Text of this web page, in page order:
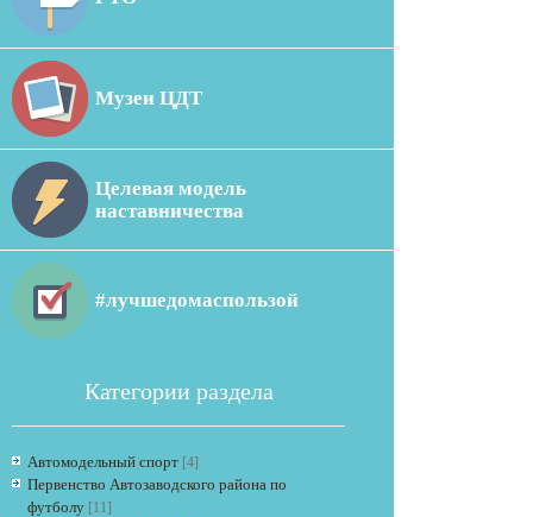
Музеи ЦДТ
Целевая модель
наставничества
#лучшедомаспользой
Категории раздела
Автомодельный спорт [4]
Первенство Автозаводского района по
футболу [11]